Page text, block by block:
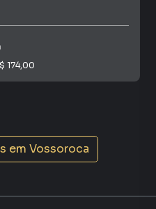
proprietários e
174,00
em Vossoroca